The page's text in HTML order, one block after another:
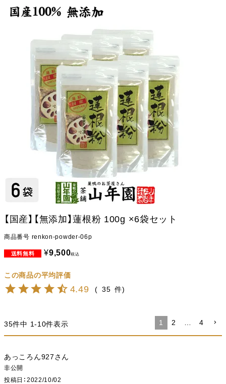
【国産】【無添加】蓮根粉 100g ×6袋セット
商品番号 renkon-powder-06p
¥9,500税込
4.49 35
35件中 1-10件表示 1 2 … 4
あっころん927
非公開
投稿日
2022/10/02